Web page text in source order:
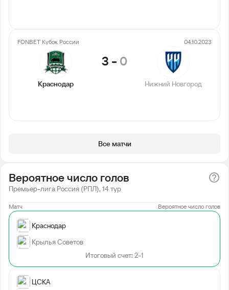
FONBET Кубок России 04.10.2023
Краснодар
3 - 0
Нижний Новгород
Все матчи
Вероятное число голов
Премьер-лига Россия (РПЛ), 14 тур
Матч Вероятное число голов
Краснодар
Крылья Советов
Итоговый счет: 2-1
ЦСКА